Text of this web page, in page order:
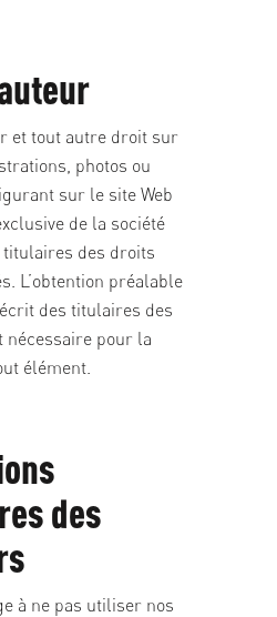
et tout autre droit sur
photos ou
sur le site Web
de la société
titulaires des droits
L’obtention préalable
des titulaires des
nécessaire pour la
élément.
des
à ne pas utiliser nos